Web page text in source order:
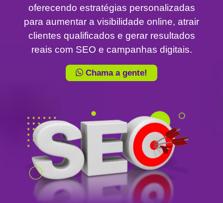
oferecendo estratégias personalizadas
para aumentar a visibilidade online, atrair
clientes qualificados e gerar resultados
reais com SEO e campanhas digitais.
Chama a gente!